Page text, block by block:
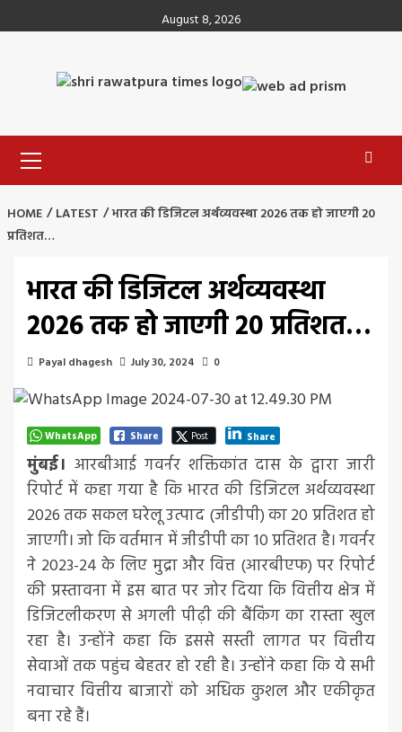
to
August 8, 2026
Menu
HOME LATEST
भारत की डिजिटल अर्थव्यवस्था 2026 तक हो जाएगी 20
प्रतिशत…
भारत की डिजिटल अर्थव्यवस्था
2026 तक हो जाएगी 20 प्रतिशत…
Payal dhagesh July 30, 2024 0
WhatsApp Share Post Share
मुंबई। आरबीआई गवर्नर शक्तिकांत दास के द्वारा जारी
रिपोर्ट में कहा गया है कि भारत की डिजिटल अर्थव्यवस्था
2026 तक सकल घरेलू उत्पाद (जीडीपी) का 20 प्रतिशत हो
जाएगी। जो कि वर्तमान में जीडीपी का 10 प्रतिशत है। गवर्नर
ने 2023-24 के लिए मुद्रा और वित्त (आरबीएफ) पर रिपोर्ट
की प्रस्तावना में इस बात पर जोर दिया कि वित्तीय क्षेत्र में
डिजिटलीकरण से अगली पीढ़ी की बैंकिंग का रास्ता खुल
रहा है। उन्होंने कहा कि इससे सस्ती लागत पर वित्तीय
सेवाओं तक पहुंच बेहतर हो रही है। उन्होंने कहा कि ये सभी
नवाचार वित्तीय बाजारों को अधिक कुशल और एकीकृत
बना रहे हैं।